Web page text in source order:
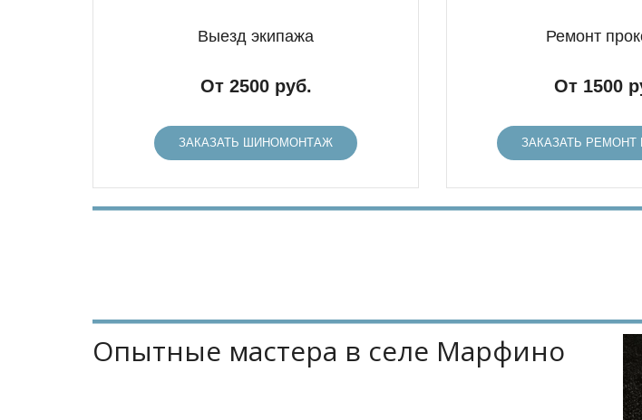
Выезд экипажа
От 2500 руб.
ЗАКАЗАТЬ ШИНОМОНТАЖ
Ремонт
От 1500
ЗАКАЗАТЬ РЕМОНТ
Опытные мастера в селе Марфино